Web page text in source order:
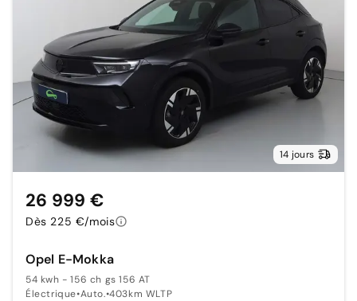
14 jours
Opel E-Mokka
54 kwh - 156 ch gs 156 AT
Électrique•Auto.•403km WLTP
26 999 €
Dès 225 €/mois